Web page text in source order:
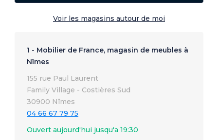
Voir les magasins autour de moi
1 - Mobilier de France, magasin de meubles à
Nîmes
155 rue Paul Laurent
Family Village - Costières Sud
30900 Nîmes
04 66 67 79 75
Ouvert aujourd'hui jusqu'a 19:30